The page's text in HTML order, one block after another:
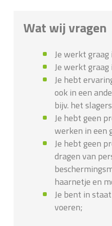
Wat wij vragen
Je werkt graag
Je werkt
Je hebt
ook in een
bijv. het
Je hebt geen
werken in een
Je hebt geen
dragen van
haarnetje en
Je bent in
voeren;